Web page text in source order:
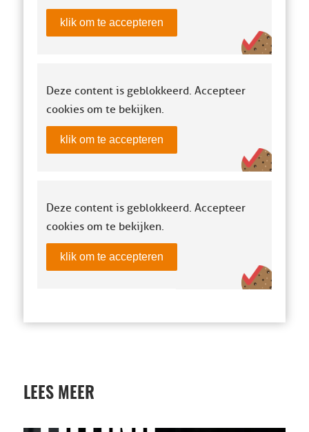
klik om te accepteren
Deze content is geblokkeerd. Accepteer
cookies om te bekijken.
klik om te accepteren
Deze content is geblokkeerd. Accepteer
cookies om te bekijken.
klik om te accepteren
LEES MEER